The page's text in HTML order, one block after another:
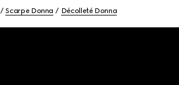
Scarpe Donna Décolleté Donna